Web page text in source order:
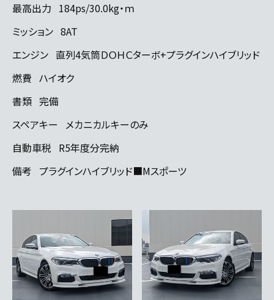
最高出力 184ps/30.0kg・ｍ
ミッション 8AT
エンジン 直列4気筒ＤＯＨＣターボ+プラグインハイブリッド
燃費 ハイオク
書類 完備
スペアキー
メカニカルキーのみ
自動車税 R5年度分完納
備考 プラグインハイブリッド■Mスポーツ